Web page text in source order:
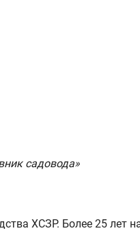
садовода»
ХСЗР. Более 25 лет